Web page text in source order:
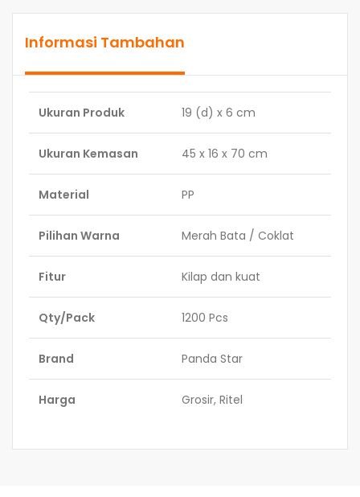
Informasi Tambahan
Ukuran Produk 19 (d) x 6 cm
Ukuran Kemasan 45 x 16 x 70 cm
Material PP
Pilihan Warna Merah Bata / Coklat
Fitur Kilap dan kuat
Qty/Pack 1200 Pcs
Brand Panda Star
Harga Grosir, Ritel